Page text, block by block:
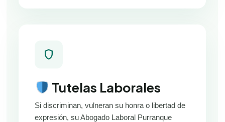
shield
Tutelas Laborales
Si discriminan, vulneran su honra o libertad de
expresión, su Abogado Laboral Purranque